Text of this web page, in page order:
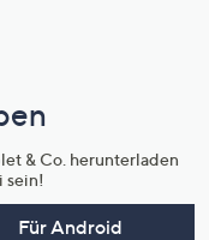
& Co. herunterladen
sein!
Für Android